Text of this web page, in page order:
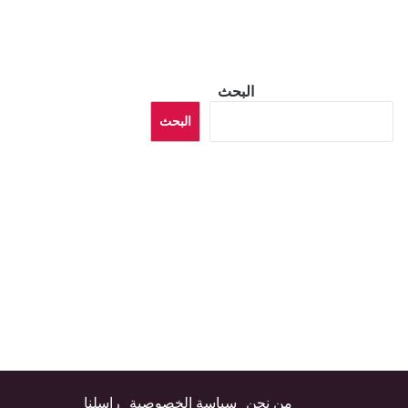
البحث
البحث
من نحن سياسة الخصوصية راسلنا